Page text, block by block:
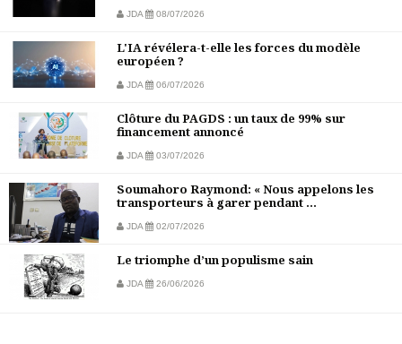
JDA 08/07/2026
L'IA révélera-t-elle les forces du modèle
européen ?
JDA 06/07/2026
Clôture du PAGDS : un taux de 99% sur
financement annoncé
JDA 03/07/2026
Soumahoro Raymond: « Nous appelons les
transporteurs à garer pendant ...
JDA 02/07/2026
Le triomphe d’un populisme sain
JDA 26/06/2026